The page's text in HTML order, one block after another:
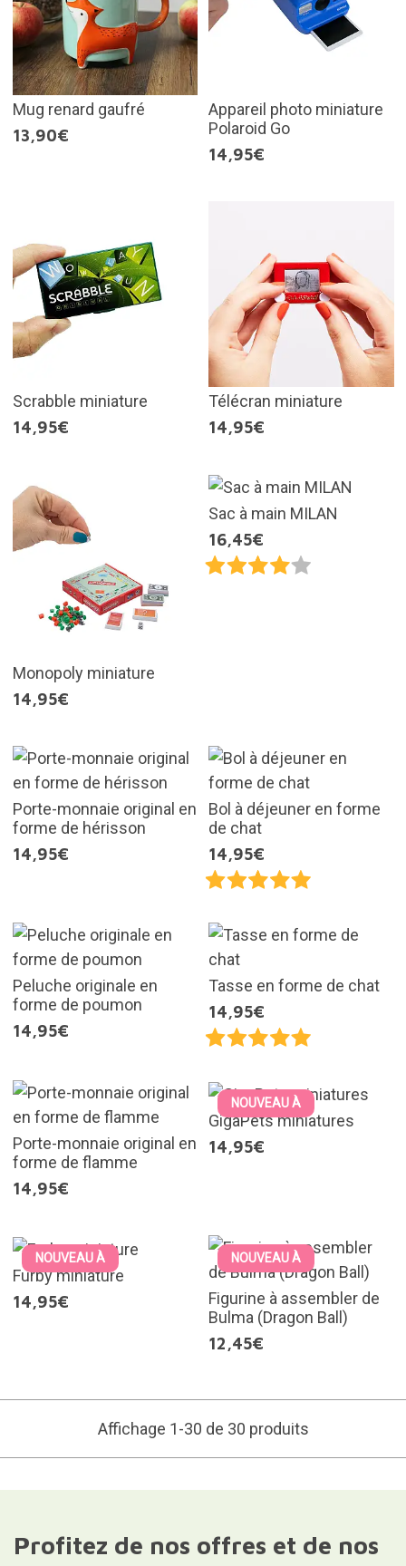
Mug renard gaufré
13,90€
Appareil photo miniature
Polaroid Go
14,95€
Scrabble miniature
14,95€
Télécran miniature
14,95€
Monopoly miniature
14,95€
Sac à main MILAN
16,45€
Porte-monnaie original en
forme de hérisson
14,95€
Bol à déjeuner en forme
de chat
14,95€
Peluche originale en
forme de poumon
14,95€
Tasse en forme de chat
14,95€
Porte-monnaie original en
forme de flamme
14,95€
NOUVEAU À
GigaPets miniatures
14,95€
NOUVEAU À
Furby miniature
14,95€
NOUVEAU À
Figurine à assembler de
Bulma (Dragon Ball)
12,45€
Affichage 1-30 de 30 produits
Profitez de nos offres et de nos